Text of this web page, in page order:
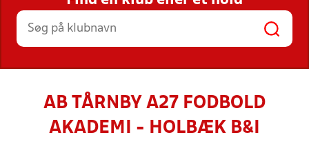
HOLD
AB TÅRNBY A27 FODBOLD
AKADEMI - HOLBÆK B&I